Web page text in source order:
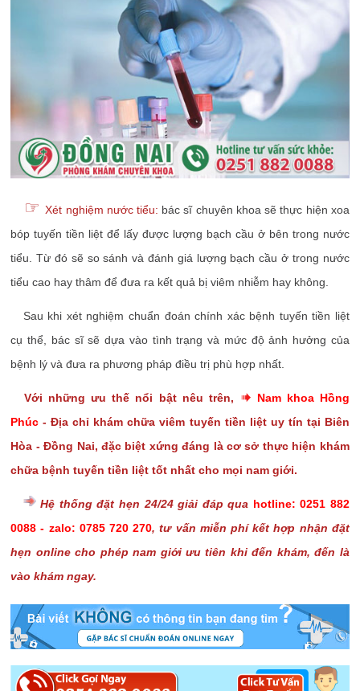
☞Xét nghiệm nước tiểu: bác sĩ chuyên khoa sẽ thực hiện xoa
bóp tuyến tiền liệt để lấy được lượng bạch cầu ở bên trong nước
tiểu. Từ đó sẽ so sánh và đánh giá lượng bạch cầu ở trong nước
tiểu cao hay thâm để đưa ra kết quả bị viêm nhiễm hay không.
Sau khi xét nghiệm chuẩn đoán chính xác bệnh tuyến tiền liệt
cụ thể, bác sĩ sẽ dựa vào tình trạng và mức độ ảnh hưởng của
bệnh lý và đưa ra phương pháp điều trị phù hợp nhất.
Với những ưu thế nổi bật nêu trên,
Nam khoa Hồng
Phúc - Địa chỉ khám chữa viêm tuyến tiền liệt uy tín tại Biên
Hòa - Đồng Nai, đặc biệt xứng đáng là cơ sở thực hiện khám
chữa bệnh tuyến tiền liệt tốt nhất cho mọi nam giới.
Hệ thống đặt hẹn 24/24 giải đáp qua hotline:0251 882
0088 - zalo: 0785 720 270, tư vấn miễn phí kết hợp nhận đặt
hẹn online cho phép nam giới ưu tiên khi đến khám, đến là
vào khám ngay.